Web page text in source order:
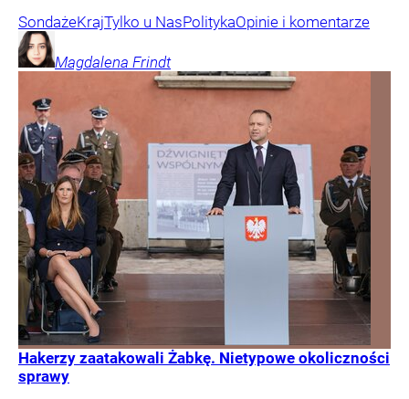
SondażeKrajTylko u NasPolitykaOpinie i komentarze
Magdalena Frindt
Hakerzy zaatakowali Żabkę. Nietypowe okoliczności
sprawy